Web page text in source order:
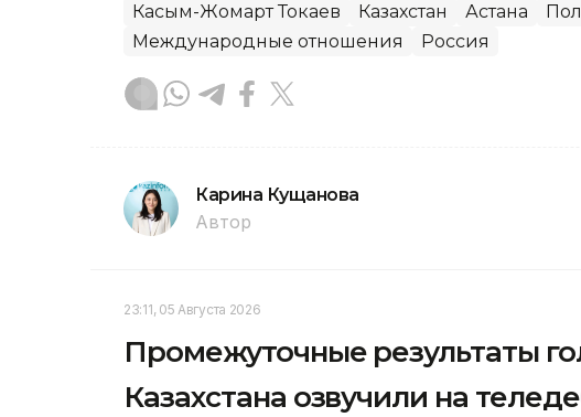
Касым-Жомарт Токаев Казахстан Астана
Международные отношения
Россия
Карина Кущанова
Автор
23:11, 05 Августа 2026
Промежуточные результаты
Казахстана озвучили на